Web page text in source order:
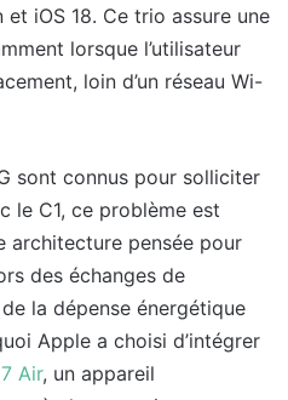
iOS 18. Ce trio assure une
lorsque l’utilisateur
loin d’un réseau Wi-
sont connus pour solliciter
le C1, ce problème est
architecture pensée pour
des échanges de
la dépense énergétique
Apple a choisi d’intégrer
Air, un appareil